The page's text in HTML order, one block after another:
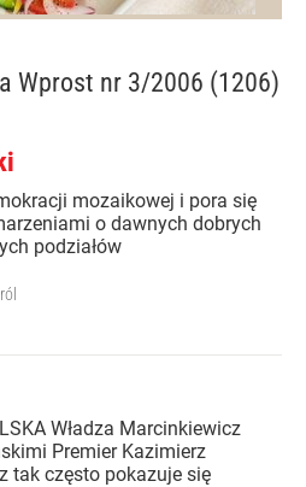
Wprost nr 3/2006 (1206)
mozaikowej i pora się
o dawnych dobrych
podziałów
Władza Marcinkiewicz
Premier Kazimierz
tak często pokazuje się